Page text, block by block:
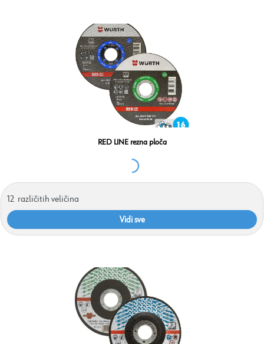
RED LINE rezna ploča
12 različitih veličina
Vidi sve